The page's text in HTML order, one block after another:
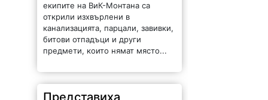
екипите на ВиК-Монтана са
открили изхвърлени в
канализацията, парцали, завивки,
битови отпадъци и други
предмети, които нямат място...